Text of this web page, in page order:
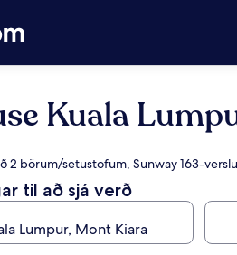
Kuala
2 börum/setustofum, Sunway 163-
til að sjá verð